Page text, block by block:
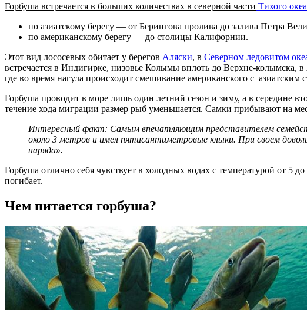
Горбуша встречается в больших количествах в северной части Тихого
по азиатскому берегу — от Берингова пролива до залива Петра
по американскому берегу — до столицы Калифорнии.
Этот вид лососевых обитает у берегов Аляски, в Северном ледовитом
встречается в Индигирке, низовье Колымы вплоть до Верхне-колымска,
где во время нагула происходит смешивание американского с азиатским
Горбуша проводит в море лишь один летний сезон и зиму, а в середине
течение хода миграции размер рыб уменьшается. Самки прибывают на
Интересный факт: Самым впечатляющим представителем
около 3 метров и имел пятисантиметровые клыки. При своем
наряда».
Горбуша отлично себя чувствует в холодных водах с температурой от 5
погибает.
Чем питается горбуша?